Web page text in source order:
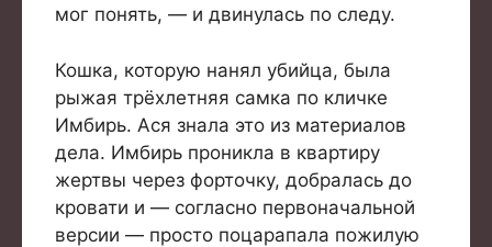
мог понять, — и двинулась по следу.
Кошка, которую нанял убийца, была
рыжая трёхлетняя самка по кличке
Имбирь. Ася знала это из материалов
дела. Имбирь проникла в квартиру
жертвы через форточку, добралась до
кровати и — согласно первоначальной
версии — просто поцарапала пожилую